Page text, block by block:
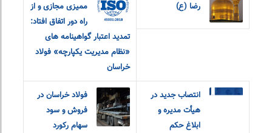
رضا (ع)
ممیزی مجازی و از
راه دور اتفاق افتاد:
تمدید اعتبار گواهینامه های
«نظام مدیریت یکپارچه» فولاد
خراسان
انتصاب جدید در
هیأت مدیره و
ابلاغ حکم
فولاد خراسان در
فروش و سود
سهام رکورد